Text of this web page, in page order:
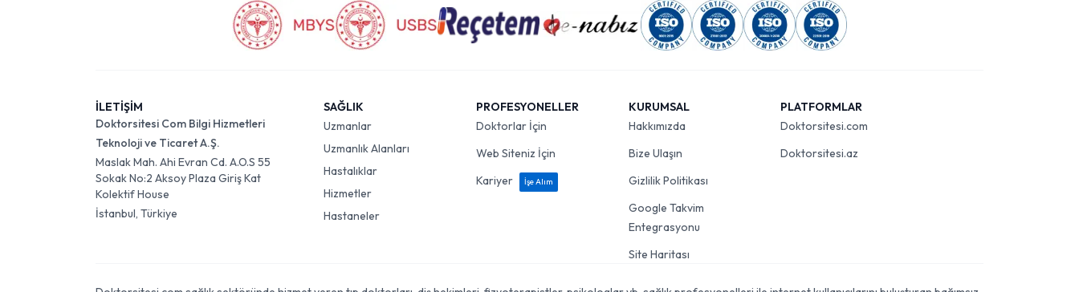
İLETİŞİM
Doktorsitesi Com Bilgi Hizmetleri
Teknoloji ve Ticaret A.Ş.
Maslak Mah. Ahi Evran Cd. A.O.S 55
Sokak No:2 Aksoy Plaza Giriş Kat
Kolektif House
İstanbul, Türkiye
SAĞLIK
Uzmanlar
Uzmanlık Alanları
Hastalıklar
Hizmetler
Hastaneler
PROFESYONELLER
Doktorlar İçin
Web Siteniz İçin
Kariyer
İşe Alım
KURUMSAL
Hakkımızda
Bize Ulaşın
Gizlilik Politikası
Google Takvim
Entegrasyonu
Site Haritası
PLATFORMLAR
Doktorsitesi.com
Doktorsitesi.az